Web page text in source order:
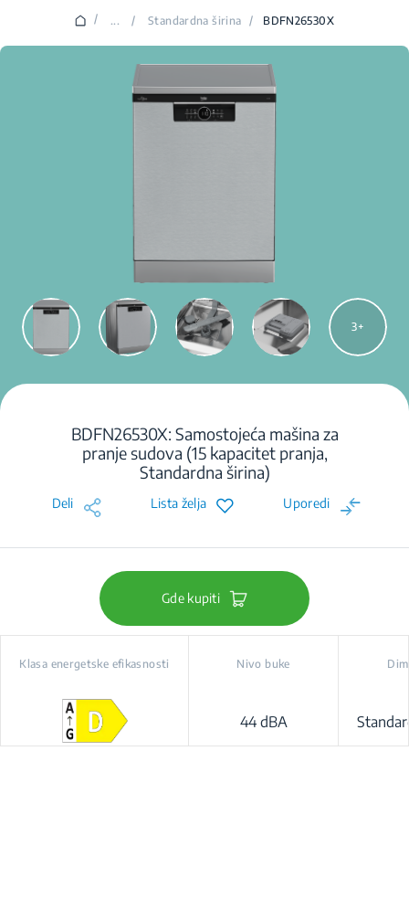
/ ... / Standardna širina / BDFN26530X
3
BDFN26530X: Samostojeća mašina za
pranje sudova (15 kapacitet pranja,
Standardna širina)
Deli Lista želja Uporedi
Gde kupiti
Klasa energetske efikasnosti Nivo buke
44 dBA